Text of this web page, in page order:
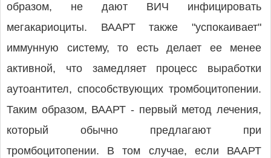
образом, не дают ВИЧ инфицировать
мегакариоциты. ВААРТ также "успокаивает"
иммунную систему, то есть делает ее менее
активной, что замедляет процесс выработки
аутоантител, способствующих тромбоцитопении.
Таким образом, ВААРТ - первый метод лечения,
который обычно предлагают при
тромбоцитопении. В том случае, если ВААРТ